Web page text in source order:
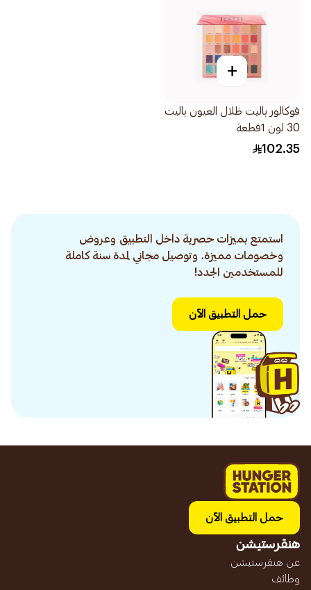
+
فوكالور باليت ظلال العيون باليت
30 لون 1قطعة
102.35
استمتع بميزات حصرية داخل التطبيق وعروض
وخصومات مميزة. وتوصيل مجاني لمدة سنة كاملة
للمستخدمين الجدد!
حمل التطبيق الآن
حمل التطبيق الآن
هنقرستيشن
عن هنقرستيشن
وظائف